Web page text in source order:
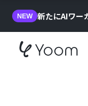
NEW 新たにAIワー